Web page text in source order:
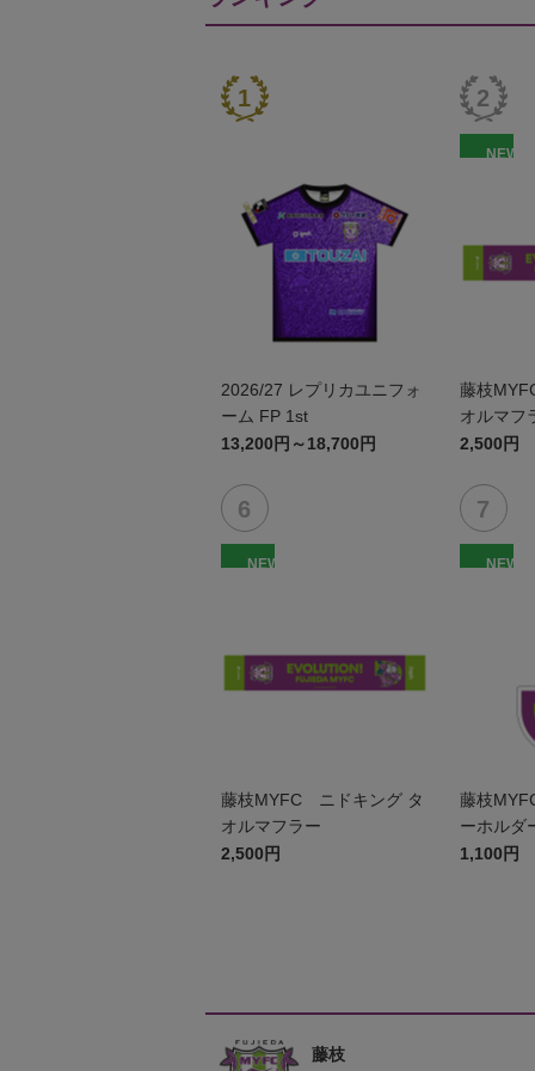
2026/27 レプリカユニフォ
ーム FP 1st
13,200円～18,700円
NEW
藤枝
オルマフ
2,500円
NEW
藤枝MYFC ニドキング タ
オルマフラー
2,500円
NEW
藤枝
ーホルダ
1,100円
藤枝